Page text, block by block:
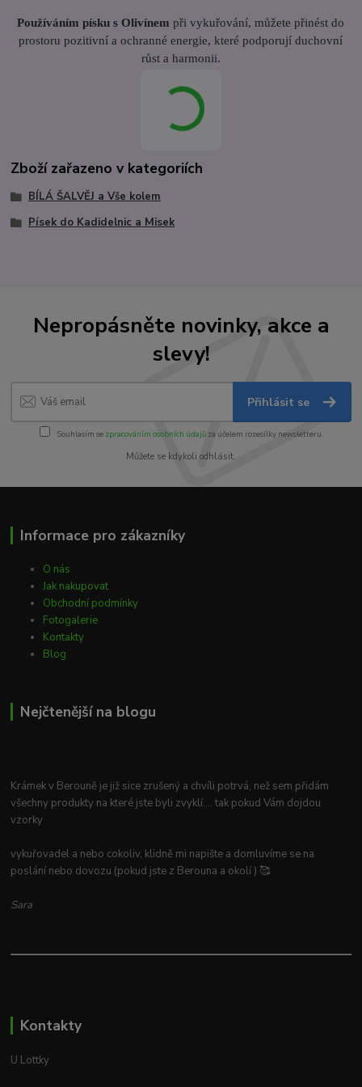
Používáním písku s Olivínempři vykuřování, můžete přinést do
prostoru pozitivní a ochranné energie, které podporují duchovní
růst a harmonii.
Zboží zařazeno v kategoriích
BÍLÁ ŠALVĚJ a Vše kolem
Písek do Kadidelnic a Misek
Nepropásněte novinky, akce a
slevy!
Přihlásit se
Souhlasím se zpracováním osobních údajůza účelem rozesílky newsletteru.
Můžete se kdykoli odhlásit.
Informace pro zákazníky
O nás
Jak nakupovat
Obchodní podmínky
Fotogalerie
Kontakty
Blog
Nejčtenější na blogu
Krámek v Berouně je již sice zrušený a chvíli potrvá, než sem přidám
všechny produkty na které jste byli zvyklí.... tak pokud Vám dojdou
vzorky
vykuřovadel a nebo cokoliv, klidně mi napište a domluvíme se na
poslání nebo dovozu (pokud jste z Berouna a okolí ) 🥰
Sara
Kontakty
U Lottky